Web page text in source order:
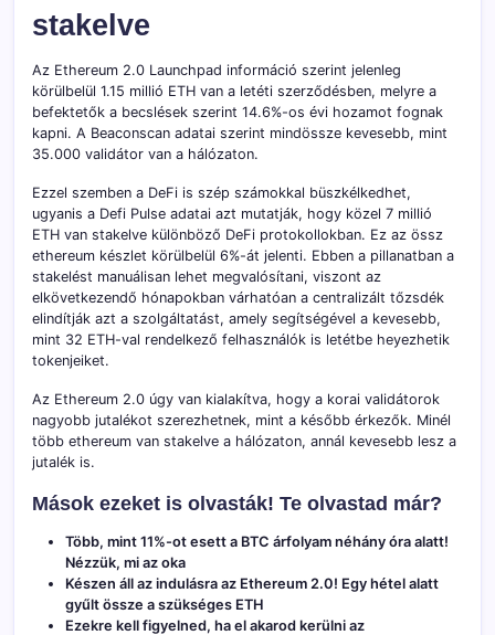
stakelve
Az Ethereum 2.0 Launchpad információ szerint jelenleg
körülbelül 1.15 millió ETH van a letéti szerződésben, melyre a
befektetők a becslések szerint 14.6%-os évi hozamot fognak
kapni. A Beaconscan adatai szerint mindössze kevesebb, mint
35.000 validátor van a hálózaton.
Ezzel szemben a DeFi is szép számokkal büszkélkedhet,
ugyanis a Defi Pulse adatai azt mutatják, hogy közel 7 millió
ETH van stakelve különböző DeFi protokollokban. Ez az össz
ethereum készlet körülbelül 6%-át jelenti. Ebben a pillanatban a
stakelést manuálisan lehet megvalósítani, viszont az
elkövetkezendő hónapokban várhatóan a centralizált tőzsdék
elindítják azt a szolgáltatást, amely segítségével a kevesebb,
mint 32 ETH-val rendelkező felhasználók is letétbe heyezhetik
tokenjeiket.
Az Ethereum 2.0 úgy van kialakítva, hogy a korai validátorok
nagyobb jutalékot szerezhetnek, mint a később érkezők. Minél
több ethereum van stakelve a hálózaton, annál kevesebb lesz a
jutalék is.
Mások ezeket is olvasták! Te olvastad már?
Több, mint 11%-ot esett a BTC árfolyam néhány óra alatt!
Nézzük, mi az oka
Készen áll az indulásra az Ethereum 2.0! Egy hétel alatt
gyűlt össze a szükséges ETH
Ezekre kell figyelned, ha el akarod kerülni az